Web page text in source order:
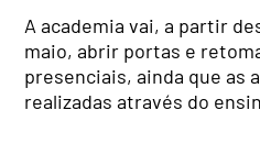
A academia vai, a partir
maio, abrir portas e
presenciais, ainda que as
realizadas através do